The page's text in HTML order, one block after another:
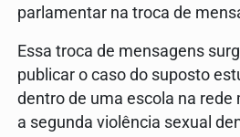
parlamentar na troca de
Essa troca de mensagens
publicar o caso do suposto
dentro de uma escola na rede
a segunda violência sexual